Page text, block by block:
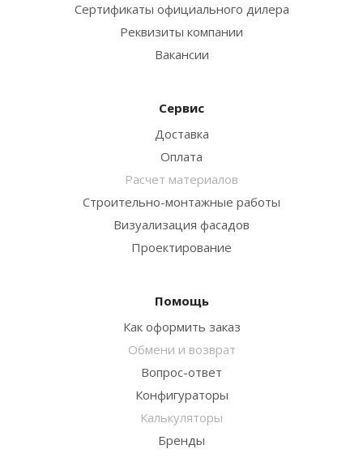
Сертификаты официального дилера
Реквизиты компании
Вакансии
Сервис
Доставка
Оплата
Расчет материалов
Строительно-монтажные работы
Визуализация фасадов
Проектирование
Помощь
Как оформить заказ
Обмени и возврат
Вопрос-ответ
Конфигураторы
Калькуляторы
Бренды